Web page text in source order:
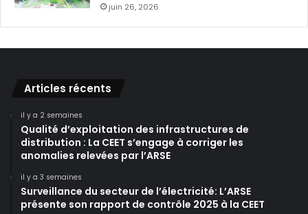
juin 26, 2026
Articles récents
il y a 2 semaines
Qualité d’exploitation des infrastructures de
distribution : La CEET s’engage à corriger les
anomalies relevées par l’ARSE
il y a 3 semaines
Surveillance du secteur de l’électricité: L’ARSE
présente son rapport de contrôle 2025 à la CEET